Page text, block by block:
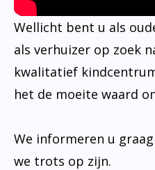
Wellicht bent u als
als verhuizer op zoek
kwalitatief
het de moeite waard
We informeren u
we trots op zijn.